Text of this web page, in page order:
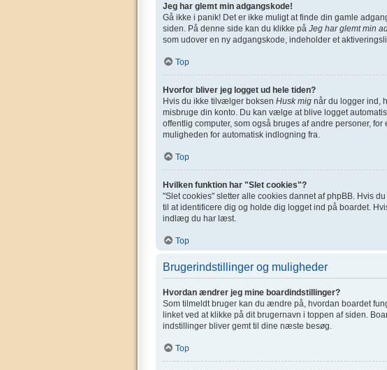
Jeg har glemt min adgangskode!
Gå ikke i panik! Det er ikke muligt at finde din gamle
siden. På denne side kan du klikke på Jeg har glemt min
som udover en ny adgangskode, indeholder et
Top
Hvorfor bliver jeg logget ud hele tiden?
Hvis du ikke tilvælger boksen Husk mig når du logger ind,
misbruge din konto. Du kan vælge at blive logget
offentlig computer, som også bruges af andre personer,
muligheden for automatisk indlogning fra.
Top
Hvilken funktion har "Slet cookies"?
"Slet cookies" sletter alle cookies dannet af phpBB. Hvis
til at identificere dig og holde dig logget ind på boardet.
indlæg du har læst.
Top
Brugerindstillinger og muligheder
Hvordan ændrer jeg mine boardindstillinger?
Som tilmeldt bruger kan du ændre på, hvordan boardet
linket ved at klikke på dit brugernavn i toppen af siden.
indstillinger bliver gemt til dine næste besøg.
Top